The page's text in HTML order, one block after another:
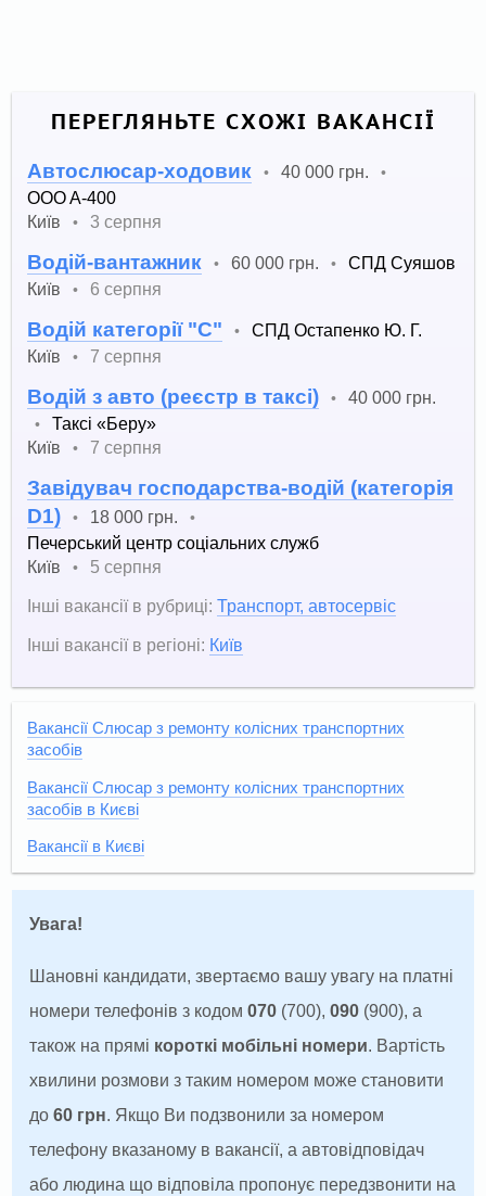
ПЕРЕГЛЯНЬТЕ СХОЖІ ВАКАНСІЇ
Автослюсар-ходовик • 40 000 грн. •
OOO A-400
Київ
• 3 серпня
Водій-вантажник • 60 000 грн. •
СПД Суяшов
Київ
• 6 серпня
Водій категорії "С" •
СПД Остапенко Ю. Г.
Київ
• 7 серпня
Водій з авто (реєстр в таксі) • 40 000 грн.
•
Таксі «Беру»
Київ
• 7 серпня
Завідувач господарства-водій (категорія
D1)
• 18 000 грн. •
Печерський центр соціальних служб
Київ
•
5 серпня
Інші вакансії в рубриці: Транспорт, автосервіс
Інші вакансії в регіоні: Київ
Вакансії Слюсар з ремонту колісних транспортних
засобів
Вакансії Слюсар з ремонту колісних транспортних
засобів в Києві
Вакансії в Києві
Увага!
Шановні кандидати, звертаємо вашу увагу на платні
номери телефонів з кодом070 (700),090 (900), а
також на прямі короткі мобільні номери. Вартість
хвилини розмови з таким номером може становити
до60 грн. Якщо Ви подзвонили за номером
телефону вказаному в вакансії, а автовідповідач
або людина що відповіла пропонує передзвонити на